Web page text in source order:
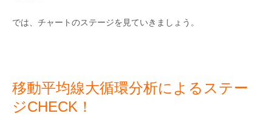
では、チャートのステージを見ていきましょう。
移動平均線大循環分析によるステー
ジCHECK！